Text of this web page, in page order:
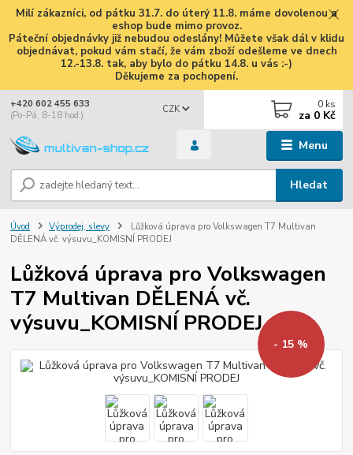
Milí zákazníci, od pátku 31.7. do úterý 11.8. máme dovolenou a
eshop bude mimo provoz.
Páteční objednávky již nebudou odeslány! Můžete však dál v klidu
objednávat, pokud vám stačí, že vám zboží odešleme ve dnech
12.-13.8. tak, aby bylo do pátku 14.8. u vás :-)
Děkujeme za pochopení.
Menu
CZK
Hledat
+420 602 455 633
(Po-Pá, 8-18 hod.)
0 ks
za 0 Kč
Úvod Výprodej, slevy
Lůžková úprava pro Volkswagen T7 Multivan
DĚLENÁ vč. výsuvu_KOMISNÍ PRODEJ
Lůžková úprava pro Volkswagen
T7 Multivan DĚLENÁ vč.
výsuvu_KOMISNÍ PRODEJ
- 15 %